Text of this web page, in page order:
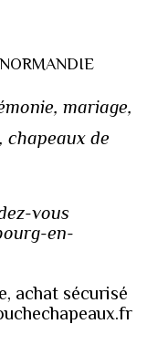
mariage,
chapeaux de
vous
en-
achat sécurisé